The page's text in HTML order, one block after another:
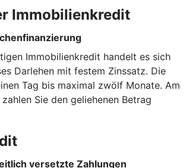
Immobilienkredit
Immobilienkredit handelt es sich
Darlehen mit festem Zinssatz. Die
Tag bis maximal zwölf Monate. Am
Sie den geliehenen Betrag
versetzte Zahlungen